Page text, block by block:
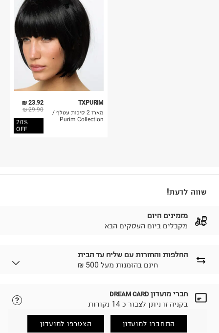
23.92 ₪
29.90 ₪
20%
OFF
TXPURIM
מארז 2 סיכות עטלף /
Purim Collection
שווה לדעת!
מזמינים היום
מקבלים ביום העסקים הבא
החלפות והחזרות עם שליח עד הבית
₪ חינם בהזמנות מעל 500
לבחירת בשיטת המשלוח המתאימה לכם,
הזמנתם והתחרטתם?
(במקום ב-19.9 ₪) לזמן מוגבל! חינם בהזמנות מעל 500 ₪.
חברי מועדון DREAM CARD
בקניה זו ניתן לצבור כ 14 נקודות
התחברו למועדון הצטרפו למועדון